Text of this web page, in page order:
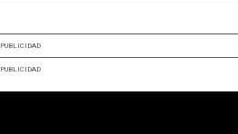
PUBLICIDAD
PUBLICIDAD